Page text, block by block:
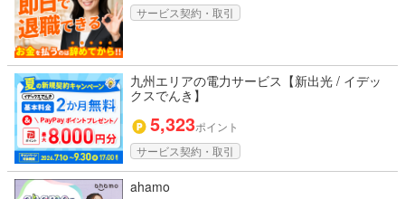
サービス契約・取引
九州エリアの電力サービス【新出光 / イデッ
クスでんき】
5,323ポイント
サービス契約・取引
ahamo